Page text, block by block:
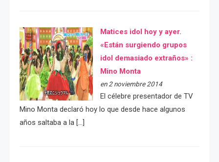
Matices idol hoy y ayer.
«Están surgiendo grupos
idol demasiado extraños» :
Mino Monta
en 2 noviembre 2014
El célebre presentador de TV
Mino Monta declaró hoy lo que desde hace algunos
años saltaba a la […]